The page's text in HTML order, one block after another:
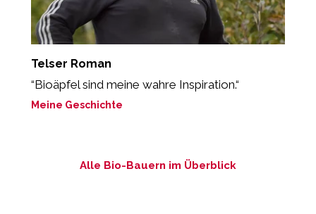
Telser Roman
“Bioäpfel sind meine wahre Inspiration.“
Meine Geschichte
Alle Bio-Bauern im Überblick